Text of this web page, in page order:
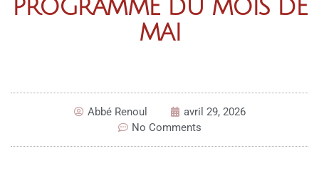
PROGRAMME DU MOIS DE
MAI
Abbé Renoul
avril 29, 2026
No Comments